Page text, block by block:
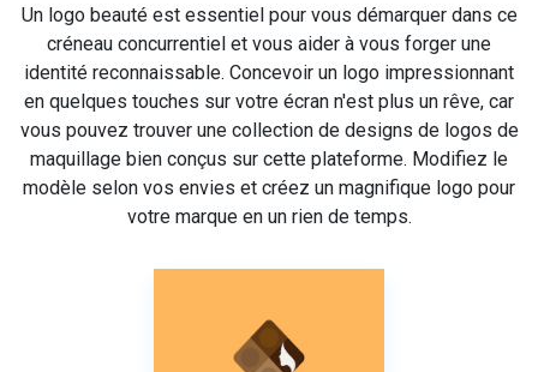
Un logo beauté est essentiel pour vous démarquer dans ce
créneau concurrentiel et vous aider à vous forger une
identité reconnaissable. Concevoir un logo impressionnant
en quelques touches sur votre écran n'est plus un rêve, car
vous pouvez trouver une collection de designs de logos de
maquillage bien conçus sur cette plateforme. Modifiez le
modèle selon vos envies et créez un magnifique logo pour
votre marque en un rien de temps.